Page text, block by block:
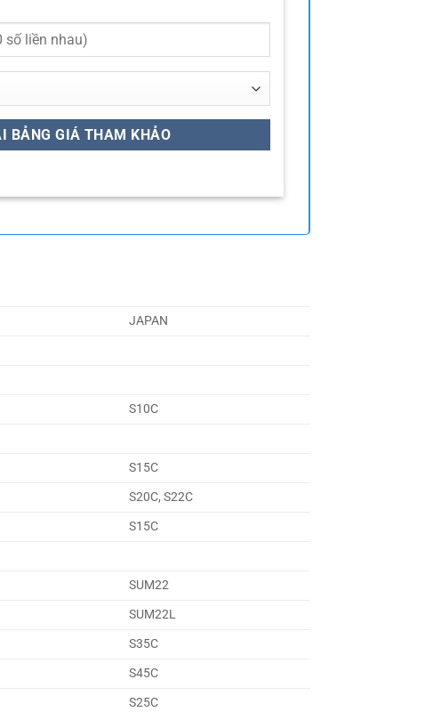
JAPAN
S10C
S15C
S20C, S22C
S15C
SUM22
SUM22L
S35C
S45C
S25C